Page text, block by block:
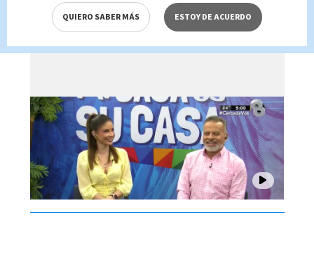
Mi Casa es su Casa, 06 de
agosto 2026
QUIERO SABER MÁS ESTOY DE ACUERDO